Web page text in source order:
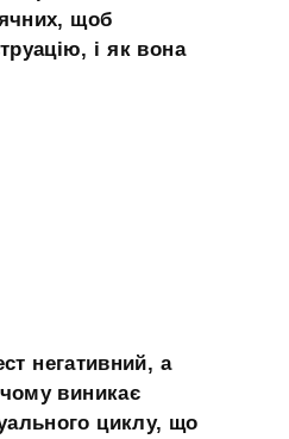
щоб
і як вона
негативний, а
виникає
циклу, що